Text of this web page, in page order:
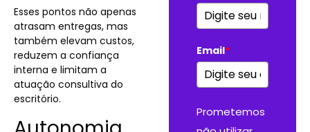
Esses pontos não apenas
atrasam entregas, mas
também elevam custos,
reduzem a confiança
interna e limitam a
atuação consultiva do
escritório.
Email*
Prometemos